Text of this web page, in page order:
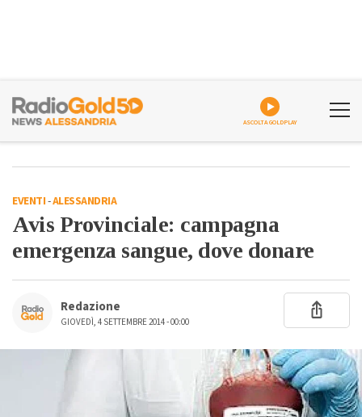
ASCOLTA GOLDPLAY
EVENTI-ALESSANDRIA
Avis Provinciale: campagna
emergenza sangue, dove donare
Redazione
GIOVEDÌ, 4 SETTEMBRE 2014 - 00:00